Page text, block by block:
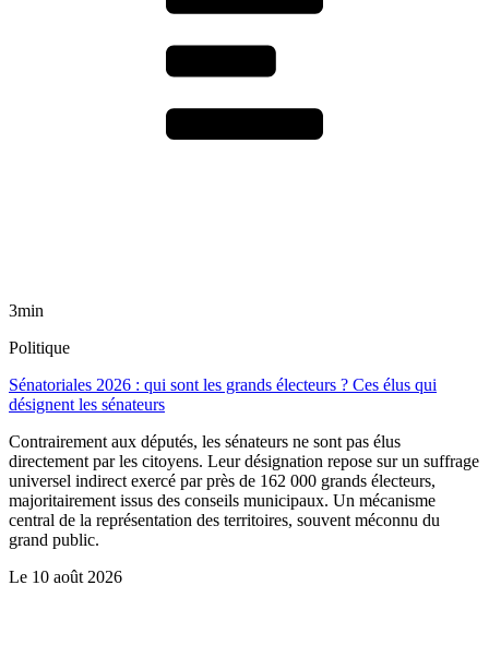
3min
Politique
Sénatoriales 2026 : qui sont les grands électeurs ? Ces élus qui
désignent les sénateurs
Contrairement aux députés, les sénateurs ne sont pas élus
directement par les citoyens. Leur désignation repose sur un suffrage
universel indirect exercé par près de 162 000 grands électeurs,
majoritairement issus des conseils municipaux. Un mécanisme
central de la représentation des territoires, souvent méconnu du
grand public.
Le 10 août 2026